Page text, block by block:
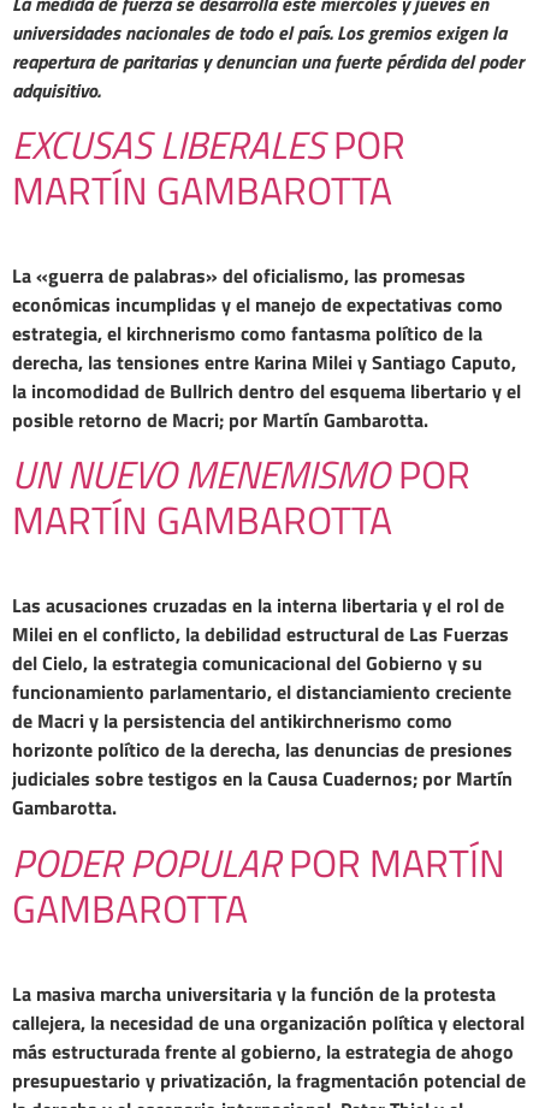
universidades nacionales de todo el país. Los gremios exigen la
reapertura de paritarias y denuncian una fuerte pérdida del poder
adquisitivo.
EXCUSAS LIBERALESPOR
MARTÍN GAMBAROTTA
La «guerra de palabras» del oficialismo, las promesas
económicas incumplidas y el manejo de expectativas como
estrategia, el kirchnerismo como fantasma político de la
derecha, las tensiones entre Karina Milei y Santiago Caputo,
la incomodidad de Bullrich dentro del esquema libertario y el
posible retorno de Macri; por Martín Gambarotta.
UN NUEVO MENEMISMOPOR
MARTÍN GAMBAROTTA
Las acusaciones cruzadas en la interna libertaria y el rol de
Milei en el conflicto, la debilidad estructural de Las Fuerzas
del Cielo, la estrategia comunicacional del Gobierno y su
funcionamiento parlamentario, el distanciamiento creciente
de Macri y la persistencia del antikirchnerismo como
horizonte político de la derecha, las denuncias de presiones
judiciales sobre testigos en la Causa Cuadernos; por Martín
Gambarotta.
PODER POPULARPOR MARTÍN
GAMBAROTTA
La masiva marcha universitaria y la función de la protesta
callejera, la necesidad de una organización política y electoral
más estructurada frente al gobierno, la estrategia de ahogo
presupuestario y privatización, la fragmentación potencial de